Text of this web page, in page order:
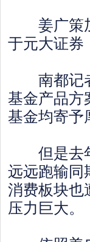
姜广策加
于元大证券
南都记者
基金产品
基金均寄予
但是去年
远远跑输同
消费板块也
压力巨大。